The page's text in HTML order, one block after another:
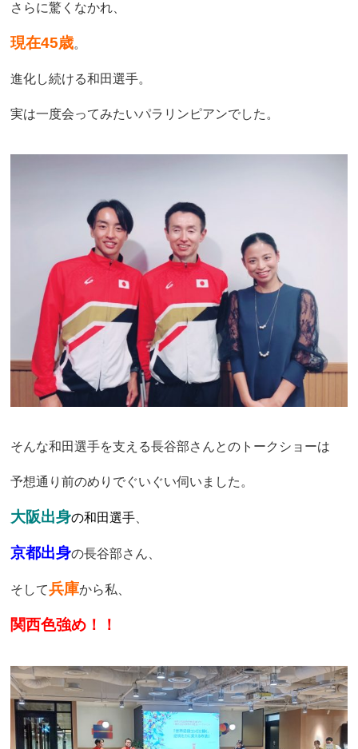
さらに驚くなかれ、
現在45歳。
進化し続ける和田選手。
実は一度会ってみたいパラリンピアンでした。
そんな和田選手を支える長谷部さんとのトークショーは
予想通り前のめりでぐいぐい伺いました。
大阪出身の和田選手
京都出身の長谷部さん、
そして兵庫から私、
関西色強め！！